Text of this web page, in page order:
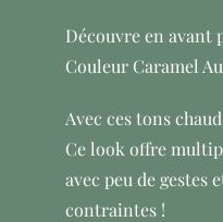
Découvre en avant
Couleur Caramel
Avec ces tons
Ce look offre
avec peu de gestes
contraintes !